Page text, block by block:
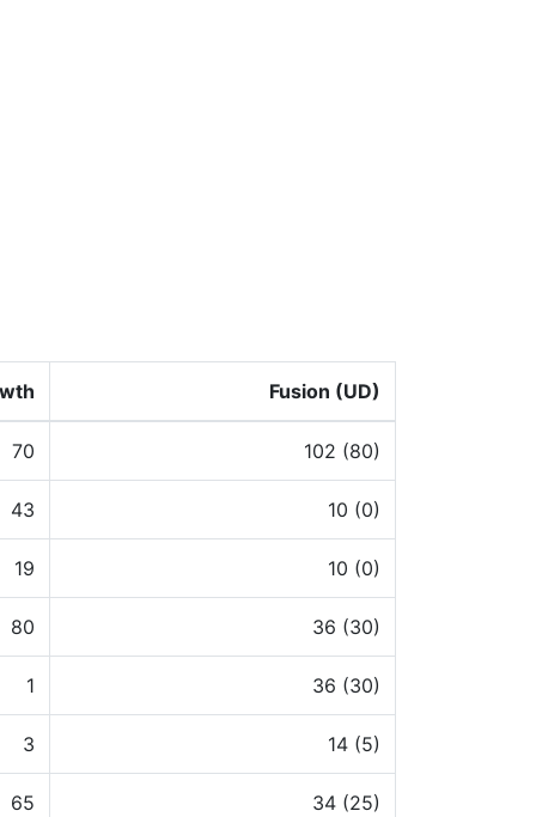
Fusion (UD)
70 102 (80)
43 10 (0)
19 10 (0)
80 36 (30)
1 36 (30)
3 14 (5)
65 34 (25)